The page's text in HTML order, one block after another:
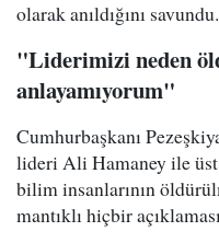
olarak anıldığını savundu.
"Liderimizi neden
anlayamıyorum"
Cumhurbaşkanı
lideri Ali Hamaney ile
bilim insanlarının
mantıklı hiçbir